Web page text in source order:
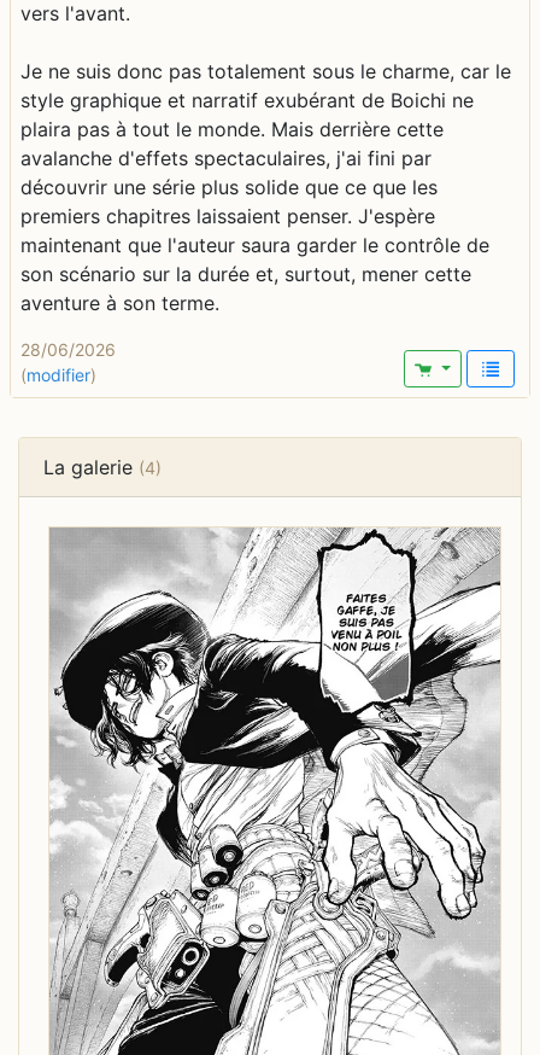
vers l'avant.
Je ne suis donc pas totalement sous le charme, car le
style graphique et narratif exubérant de Boichi ne
plaira pas à tout le monde. Mais derrière cette
avalanche d'effets spectaculaires, j'ai fini par
découvrir une série plus solide que ce que les
premiers chapitres laissaient penser. J'espère
maintenant que l'auteur saura garder le contrôle de
son scénario sur la durée et, surtout, mener cette
aventure à son terme.
28/06/2026
(modifier)
La galerie (4)